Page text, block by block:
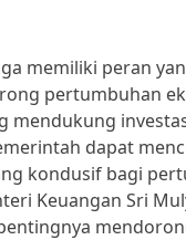
memiliki peran
pertumbuhan
mendukung
dapat
kondusif bagi
Keuangan Sri